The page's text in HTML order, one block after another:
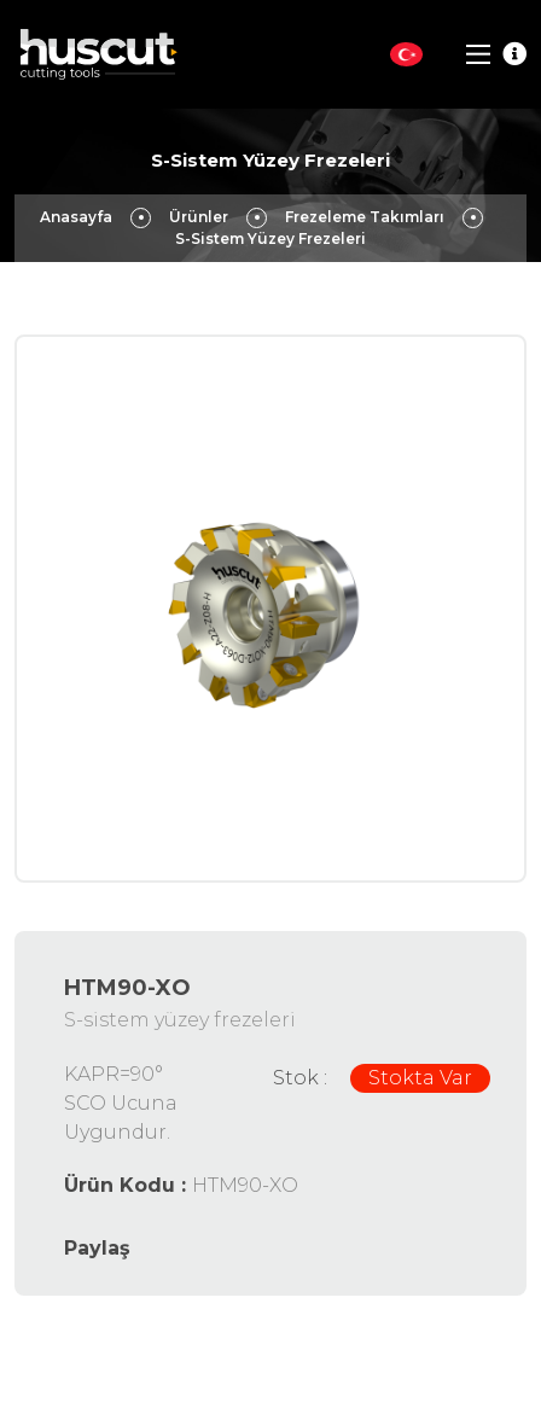
S-Sistem Yüzey Frezeleri
Anasayfa Ürünler
Frezeleme Takımları
S-Sistem Yüzey Frezeleri
HTM90-XO
S-sistem yüzey frezeleri
Stok : Stokta Var
KAPR=90°
SCO Ucuna
Uygundur.
Ürün Kodu : HTM90-XO
Paylaş